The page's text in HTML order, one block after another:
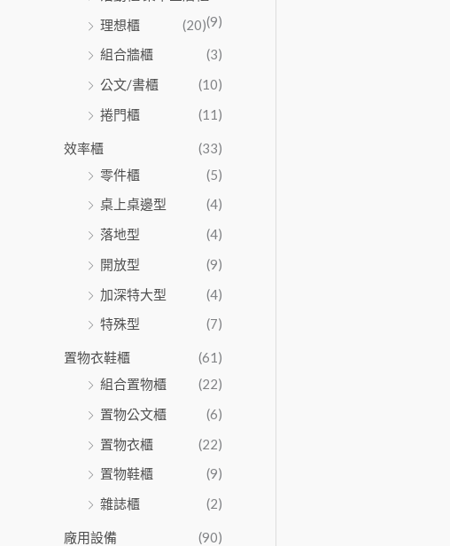
(9)
理想櫃
(20)
組合牆櫃
(3)
公文/書櫃
(10)
捲門櫃
(11)
效率櫃
(33)
零件櫃
(5)
桌上桌邊型
(4)
落地型
(4)
開放型
(9)
加深特大型
(4)
特殊型
(7)
置物衣鞋櫃
(61)
組合置物櫃
(22)
置物公文櫃
(6)
置物衣櫃
(22)
置物鞋櫃
(9)
雜誌櫃
(2)
廠用設備
(90)